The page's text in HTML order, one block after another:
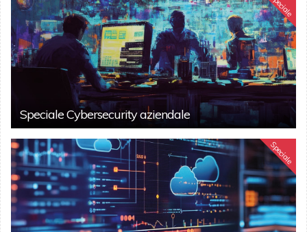
Speciale Cybersecurity aziendale
Speciale